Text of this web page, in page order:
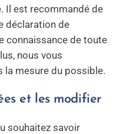
Il est recommandé de
déclaration de
connaissance de toute
nous vous
la mesure du possible.
et les modifier
souhaitez savoir